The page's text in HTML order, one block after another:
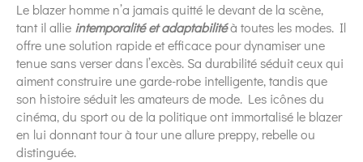
Le blazer homme n’a jamais quitté le devant de la scène,
tant il allie intemporalité et adaptabilitéà toutes les modes. Il
offre une solution rapide et efficace pour dynamiser une
tenue sans verser dans l’excès. Sa durabilité séduit ceux qui
aiment construire une garde-robe intelligente, tandis que
son histoire séduit les amateurs de mode. Les icônes du
cinéma, du sport ou de la politique ont immortalisé le blazer
en lui donnant tour à tour une allure preppy, rebelle ou
distinguée.